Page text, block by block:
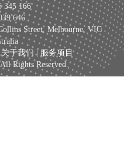
345 166
646
Street, Melbourne, VIC
关于我们 | 服务项目
Rights Reserved.